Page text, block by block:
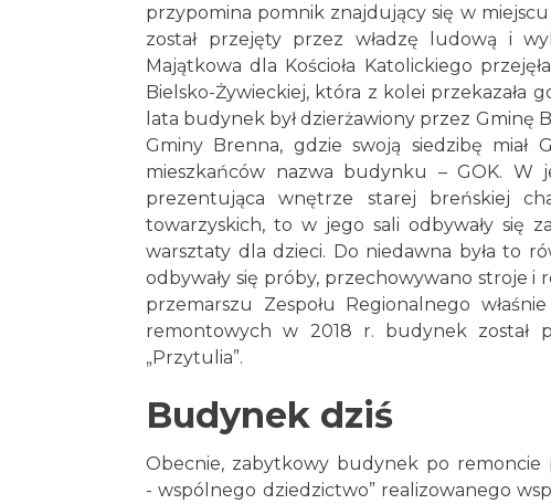
przypomina pomnik znajdujący się w
został przejęty przez władzę ludową i
Majątkowa dla Kościoła Katolickiego
Bielsko-Żywieckiej, która z kolei przekazała
lata budynek był dzierżawiony przez Gminę
Gminy Brenna, gdzie swoją siedzibę
mieszkańców nazwa budynku – GOK. W
prezentująca wnętrze starej breńskiej
towarzyskich, to w jego sali odbywały się
warsztaty dla dzieci. Do niedawna była to
odbywały się próby, przechowywano stroje i
przemarszu Zespołu Regionalnego
remontowych w 2018 r. budynek został
„Przytulia”.
Budynek dziś
Obecnie, zabytkowy budynek po remoncie
- wspólnego dziedzictwo” realizowanego